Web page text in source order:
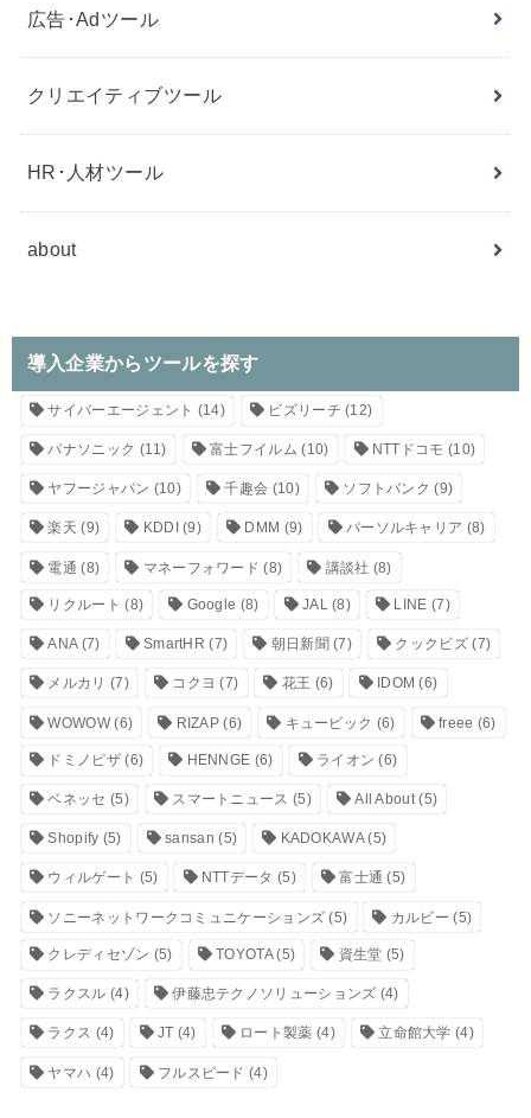
広告･Adツール
クリエイティブツール
HR･人材ツール
about
導入企業からツールを探す
サイバーエージェント (14) ビズリーチ (12)
パナソニック (11) 富士フイルム (10) NTTドコモ (10)
ヤフージャパン (10) 千趣会 (10) ソフトバンク (9)
楽天 (9) KDDI (9) DMM (9) パーソルキャリア (8)
電通 (8) マネーフォワード (8) 講談社 (8)
リクルート (8) Google (8) JAL(8) LINE (7)
ANA(7) SmartHR (7) 朝日新聞 (7) クックビズ(7)
メルカリ (7) コクヨ (7) 花王 (6) IDOM (6)
WOWOW(6) RIZAP (6) キュービック (6) freee (6)
ドミノピザ(6) HENNGE (6) ライオン (6)
ベネッセ (5) スマートニュース (5) All About(5)
Shopify (5) sansan (5) KADOKAWA(5)
ウィルゲート (5) NTTデータ (5) 富士通 (5)
ソニーネットワークコミュニケーションズ (5) カルビー (5)
クレディセゾン (5) TOYOTA(5) 資生堂 (5)
ラクスル (4) 伊藤忠テクノソリューションズ (4)
ラクス (4) JT (4) ロート製薬 (4) 立命館大学 (4)
ヤマハ (4) フルスピード (4)